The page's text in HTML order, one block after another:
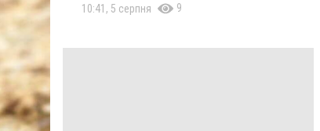
10:41, 5 серпня 9